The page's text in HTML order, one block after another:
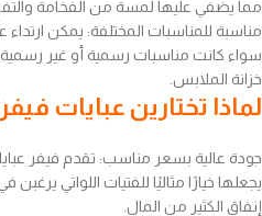
مما يضفي عليها لمسة من الفخامة
مناسبة للمناسبات المختلفة: يمكن
سواء كانت مناسبات رسمية أو غير
خزانة الملابس.
لماذا تختارين عبايات
جودة عالية بسعر مناسب: تقدم فيفر
يجعلها خيارًا مثاليًا للفتيات اللواتي
إنفاق الكثير من المال.